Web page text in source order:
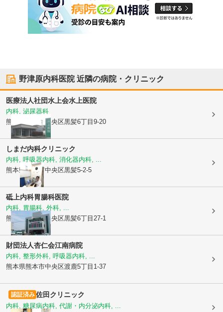
野津原内科医院近隣の病院・クリニック
医療法人社団水上会水上医院
内科, 泌尿器科
熊本県熊本市中央区黒髪6丁目9-20
しまだ内科クリニック
内科, 呼吸器内科, 消化器内科, ...
熊本県熊本市中央区黒髪5-2-5
砥上内科胃腸科医院
内科, 胃腸科, 外科, ...
熊本県熊本市中央区黒髪6丁目27-1
財団法人杏仁会江南病院
内科, 整形外科, 呼吸器内科, ...
熊本県熊本市中央区渡鹿5丁目1-37
認証済み 佐田クリニック
内科, 糖尿病内科, 代謝・内分泌内科, ...